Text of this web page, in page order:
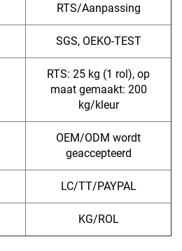
RTS/Aanpassing
SGS, OEKO-TEST
RTS: 25 kg (1 rol), op
maat gemaakt: 200
kg/kleur
OEM/ODM wordt
geaccepteerd
LC/TT/PAYPAL
KG/ROL